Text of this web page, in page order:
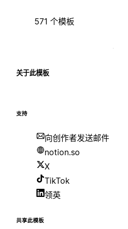
571 个模板
关于此模板
支持
向创作者发送邮件
notion.so
X
TikTok
领英
共享此模板